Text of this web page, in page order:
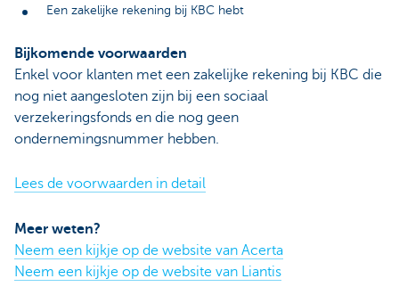
Een zakelijke rekening bij KBC hebt
Bijkomende voorwaarden
Enkel voor klanten met een zakelijke rekening bij KBC die
nog niet aangesloten zijn bij een sociaal
verzekeringsfonds en die nog geen
ondernemingsnummer hebben.
Lees de voorwaarden in detail
Meer weten?
Neem een kijkje op de website van Acerta
Neem een kijkje op de website van Liantis